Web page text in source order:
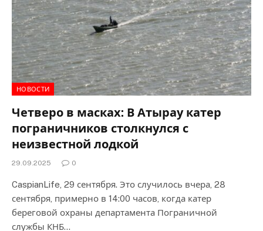
НОВОСТИ
Четверо в масках: В Атырау катер
пограничников столкнулся с
неизвестной лодкой
29.09.2025 0
CaspianLife, 29 сентября. Это случилось вчера, 28
сентября, примерно в 14:00 часов, когда катер
береговой охраны департамента Пограничной
службы КНБ…